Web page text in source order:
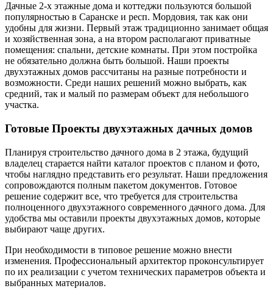
Дачные 2-х этажные дома и коттеджи пользуются большой
популярностью в Саранске и респ. Мордовия, так как они
удобны для жизни. Первый этаж традиционно занимает общая
и хозяйственная зона, а на втором располагают приватные
помещения: спальни, детские комнаты. При этом постройка
не обязательно должна быть большой. Наши проекты
двухэтажных домов рассчитаны на разные потребности и
возможности. Среди наших решений можно выбрать, как
средний, так и малый по размерам объект для небольшого
участка.
Готовые Проекты двухэтажных дачных домов
Планируя строительство дачного дома в 2 этажа, будущий
владелец старается найти каталог проектов с планом и фото,
чтобы наглядно представить его результат. Наши предложения
сопровождаются полным пакетом документов. Готовое
решение содержит все, что требуется для строительства
полноценного двухэтажного современного дачного дома. Для
удобства мы оставили проекты двухэтажных домов, которые
выбирают чаще других.
При необходимости в типовое решение можно внести
изменения. Профессиональный архитектор проконсультирует
по их реализации с учетом технических параметров объекта и
выбранных материалов.